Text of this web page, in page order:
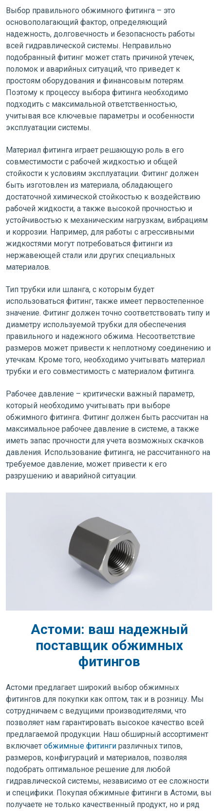
Выбор правильного обжимного фитинга – это
основополагающий фактор, определяющий
надежность, долговечность и безопасность работы
всей гидравлической системы. Неправильно
подобранный фитинг может стать причиной утечек,
поломок и аварийных ситуаций, что приведет к
простоям оборудования и финансовым потерям.
Поэтому к процессу выбора фитинга необходимо
подходить с максимальной ответственностью,
учитывая все ключевые параметры и особенности
эксплуатации системы.
Материал фитинга играет решающую роль в его
совместимости с рабочей жидкостью и общей
стойкости к условиям эксплуатации. Фитинг должен
быть изготовлен из материала, обладающего
достаточной химической стойкостью к воздействию
рабочей жидкости, а также высокой прочностью и
устойчивостью к механическим нагрузкам, вибрациям
и коррозии. Например, для работы с агрессивными
жидкостями могут потребоваться фитинги из
нержавеющей стали или других специальных
материалов.
Тип трубки или шланга, с которым будет
использоваться фитинг, также имеет первостепенное
значение. Фитинг должен точно соответствовать типу и
диаметру используемой трубки для обеспечения
правильного и надежного обжима. Несоответствие
размеров может привести к неплотному соединению и
утечкам. Кроме того, необходимо учитывать материал
трубки и его совместимость с материалом фитинга.
Рабочее давление – критически важный параметр,
который необходимо учитывать при выборе
обжимного фитинга. Фитинг должен быть рассчитан на
максимальное рабочее давление в системе, а также
иметь запас прочности для учета возможных скачков
давления. Использование фитинга, не рассчитанного на
требуемое давление, может привести к его
разрушению и аварийной ситуации.
Астоми: ваш надежный
поставщик обжимных
фитингов
Астоми предлагает широкий выбор обжимных
фитингов для покупки как оптом, так и в розницу. Мы
сотрудничаем с ведущими производителями, что
позволяет нам гарантировать высокое качество всей
предлагаемой продукции. Наш обширный ассортимент
включает обжимные фитинги различных типов,
размеров, конфигураций и материалов, позволяя
подобрать оптимальное решение для любой
гидравлической системы, независимо от ее сложности
и специфики. Покупая обжимные фитинги в Астоми, вы
получаете не только качественный продукт, но и ряд